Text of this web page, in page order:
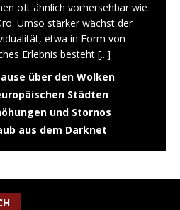
oft ähnlich vorhersehbar wie
Umso stärker wächst der
etwa in Form von
Erlebnis besteht [...]
über den Wolken
Städten
und Stornos
aus dem Darknet